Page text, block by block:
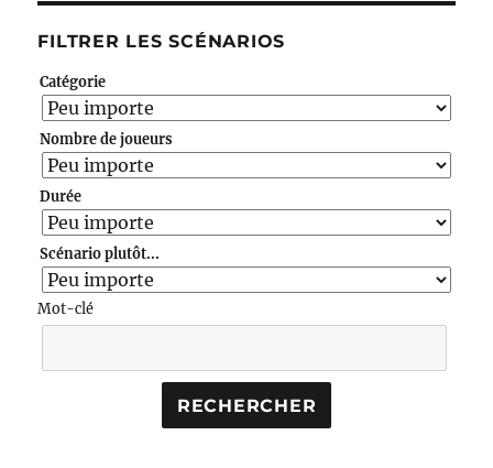
FILTRER LES SCÉNARIOS
Catégorie
Nombre de joueurs
Durée
Scénario plutôt...
Mot-clé